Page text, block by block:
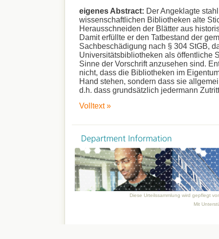
eigenes Abstract: Der Angeklagte
wissenschaftlichen Bibliotheken alte
Herausschneiden der Blätter aus
Damit erfüllte er den Tatbestand der
Sachbeschädigung nach § 304 StGB,
Universitätsbibliotheken als öffentliche
Sinne der Vorschrift anzusehen sind.
nicht, dass die Bibliotheken im
Hand stehen, sondern dass sie
d.h. dass grundsätzlich jedermann
Volltext »
Diese Urteilssammlung wird gepflegt
Mit